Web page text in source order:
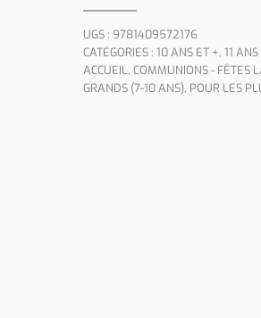
UGS : 9781409572176
CATÉGORIES : 10 ANS ET +, 11
ACCUEIL, COMMUNIONS - FÊTES
GRANDS (7-10 ANS), POUR LES